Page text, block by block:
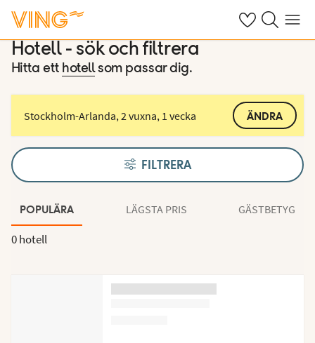
Se dinaSök på ving.se
Meny
Hotell - sök och filtrera
Hitta ett hotellsom passar dig.
Stockholm-Arlanda, 2 vuxna, 1 vecka ÄNDRA
FILTRERA
POPULÄRA LÄGSTA PRIS GÄSTBETYG
0 hotell